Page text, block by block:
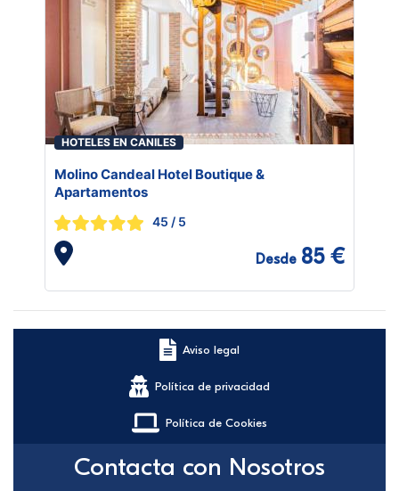
HOTELES EN CANILES
Molino Candeal Hotel Boutique &
Apartamentos
45 / 5
Desde 85 €
Aviso legal
Política de privacidad
Política de Cookies
Contacta con Nosotros